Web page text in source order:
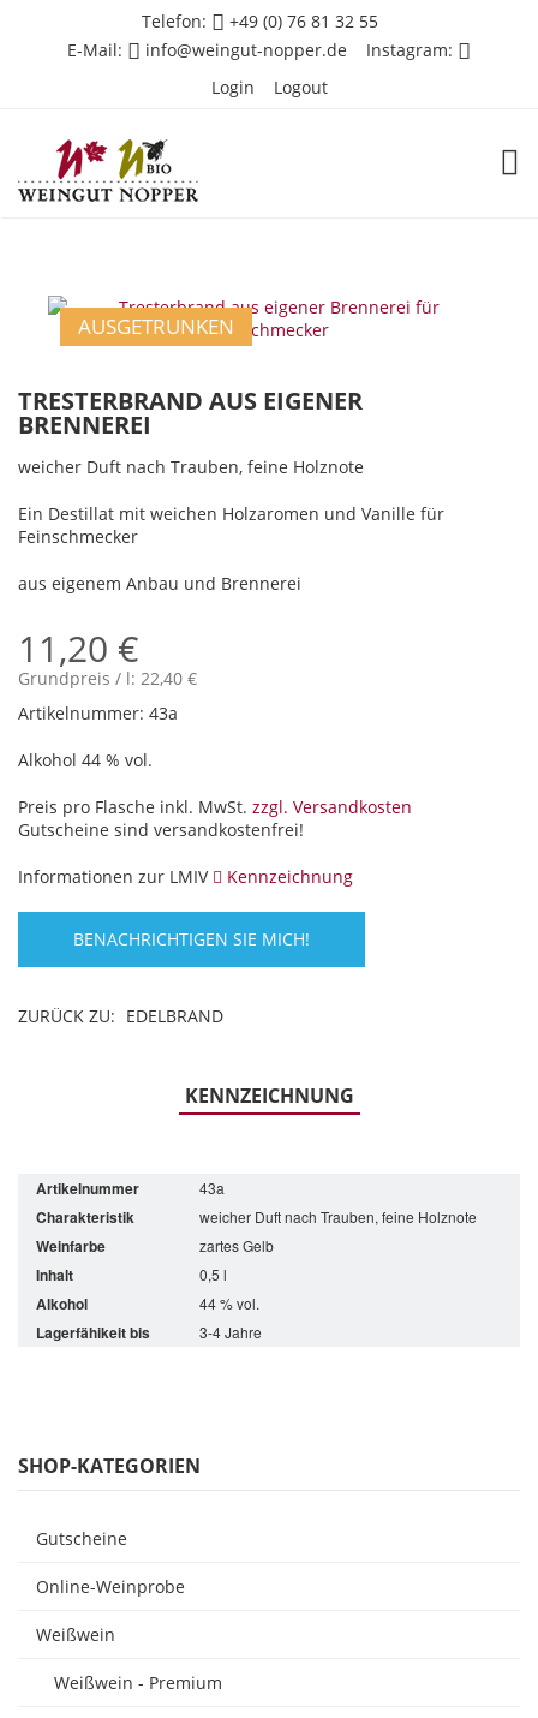
Telefon:
+49 (0) 76 81 32 55
E-Mail:
info@weingut-nopper.de
Instagram:
Login
Logout
AUSGETRUNKEN
TRESTERBRAND AUS EIGENER
BRENNEREI
weicher Duft nach Trauben, feine Holznote
Ein Destillat mit weichen Holzaromen und Vanille für
Feinschmecker
aus eigenem Anbau und Brennerei
11,20 €
Grundpreis / l: 22,40 €
Artikelnummer: 43a
Alkohol 44 % vol.
Preis pro Flasche inkl. MwSt. zzgl. Versandkosten
Gutscheine sind versandkostenfrei!
Informationen zur LMIV Kennzeichnung
BENACHRICHTIGEN SIE MICH!
ZURÜCK ZU: EDELBRAND
KENNZEICHNUNG
Artikelnummer 43a
Charakteristik weicher Duft nach Trauben, feine Holznote
Weinfarbe zartes Gelb
Inhalt 0,5 l
Alkohol 44 % vol.
Lagerfähikeit bis 3-4 Jahre
SHOP-KATEGORIEN
Gutscheine
Online-Weinprobe
Weißwein
Weißwein - Premium